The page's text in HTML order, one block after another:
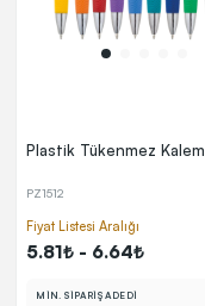
Plastik Tükenmez Kalem
PZ1512
Fiyat Listesi Aralığı
5.81₺ - 6.64₺
MİN. SİPARİŞ ADEDİ